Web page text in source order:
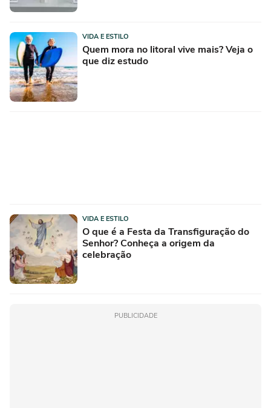
VIDA E ESTILO
Quem mora no litoral vive mais? Veja o
que diz estudo
VIDA E ESTILO
O que é a Festa da Transfiguração do
Senhor? Conheça a origem da
celebração
PUBLICIDADE